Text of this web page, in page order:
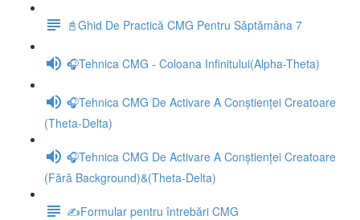
📓Ghid De Practică CMG Pentru Săptămâna 7
🎧Tehnica CMG - Coloana Infinitului(Alpha-Theta)
🎧Tehnica CMG De Activare A Conștienței Creatoare
(Theta-Delta)
🎧Tehnica CMG De Activare A Conștienței Creatoare
(Fără Background)&(Theta-Delta)
✍️Formular pentru întrebări CMG